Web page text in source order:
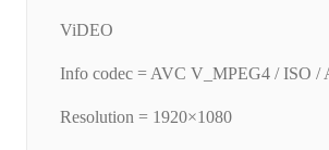
ViDEO
Info codec = AVC V_MPEG4 / ISO /
Resolution = 1920×1080